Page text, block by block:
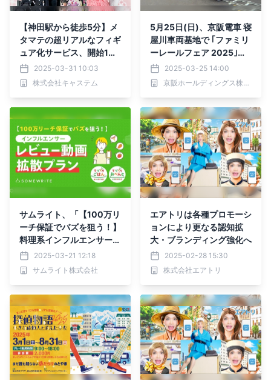
【神田駅から徒歩5分】メ
タマテの超リアルなフィギ
ュア化サービス、開始1年
で200人を突破！
2025-03-31 10:03
株式会社キャステム
5月25日(日)、京阪電車 寝
屋川車両基地で ｢ファミリ
ーレールフェア 2025｣を
開催します！
2025-03-25 14:00
京阪ホールディングス株式会社
サムライト、「【100万リ
ーチ保証でバズを狙う！】
料理系インフルエンサーレ
ビュー動画拡散プラン」を
提供開始
2025-03-21 12:18
サムライト株式会社
エアトリは各種プロモーシ
ョンにより更なる認知拡
大・ブランディング強化へ
2025-02-28 15:30
株式会社エアトリ